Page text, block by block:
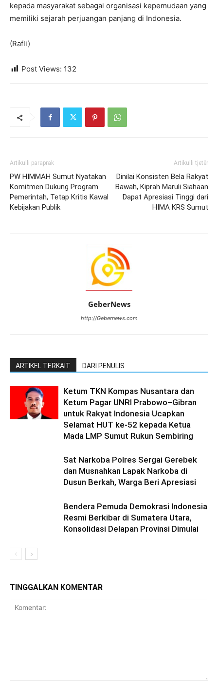
kepada masyarakat sebagai organisasi kepemudaan yang
memiliki sejarah perjuangan panjang di Indonesia.
(Rafli)
Post Views: 132
Artikulli paraprak
PW HIMMAH Sumut Nyatakan
Komitmen Dukung Program
Pemerintah, Tetap Kritis Kawal
Kebijakan Publik
Artikulli tjetër
Dinilai Konsisten Bela Rakyat
Bawah, Kiprah Maruli Siahaan
Dapat Apresiasi Tinggi dari
HIMA KRS Sumut
GeberNews
http://Gebernews.com
ARTIKEL TERKAIT DARI PENULIS
Ketum TKN Kompas Nusantara dan
Ketum Pagar UNRI Prabowo–Gibran
untuk Rakyat Indonesia Ucapkan
Selamat HUT ke-52 kepada Ketua
Mada LMP Sumut Rukun Sembiring
Sat Narkoba Polres Sergai Gerebek
dan Musnahkan Lapak Narkoba di
Dusun Berkah, Warga Beri Apresiasi
Bendera Pemuda Demokrasi Indonesia
Resmi Berkibar di Sumatera Utara,
Konsolidasi Delapan Provinsi Dimulai
TINGGALKAN KOMENTAR